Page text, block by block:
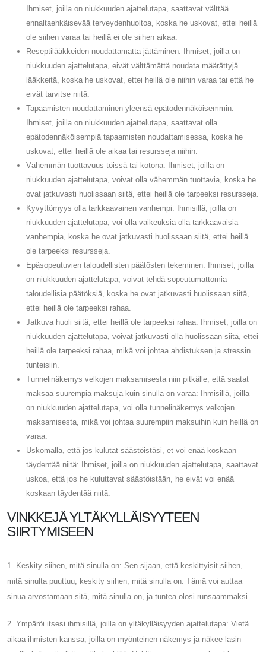
Ihmiset, joilla on niukkuuden ajattelutapa, saattavat välttää
ennaltaehkäisevää terveydenhuoltoa, koska he uskovat, ettei heillä
ole siihen varaa tai heillä ei ole siihen aikaa.
Reseptilääkkeiden noudattamatta jättäminen: Ihmiset, joilla on
niukkuuden ajattelutapa, eivät välttämättä noudata määrättyjä
lääkkeitä, koska he uskovat, ettei heillä ole niihin varaa tai että he
eivät tarvitse niitä.
Tapaamisten noudattaminen yleensä epätodennäköisemmin:
Ihmiset, joilla on niukkuuden ajattelutapa, saattavat olla
epätodennäköisempiä tapaamisten noudattamisessa, koska he
uskovat, ettei heillä ole aikaa tai resursseja niihin.
Vähemmän tuottavuus töissä tai kotona: Ihmiset, joilla on
niukkuuden ajattelutapa, voivat olla vähemmän tuottavia, koska he
ovat jatkuvasti huolissaan siitä, ettei heillä ole tarpeeksi resursseja.
Kyvyttömyys olla tarkkaavainen vanhempi: Ihmisillä, joilla on
niukkuuden ajattelutapa, voi olla vaikeuksia olla tarkkaavaisia ​​
vanhempia, koska he ovat jatkuvasti huolissaan siitä, ettei heillä
ole tarpeeksi resursseja.
Epäsopeutuvien taloudellisten päätösten tekeminen: Ihmiset, joilla
on niukkuuden ajattelutapa, voivat tehdä sopeutumattomia
taloudellisia päätöksiä, koska he ovat jatkuvasti huolissaan siitä,
ettei heillä ole tarpeeksi rahaa.
Jatkuva huoli siitä, ettei heillä ole tarpeeksi rahaa: Ihmiset, joilla on
niukkuuden ajattelutapa, voivat jatkuvasti olla huolissaan siitä, ettei
heillä ole tarpeeksi rahaa, mikä voi johtaa ahdistuksen ja stressin
tunteisiin.
Tunnelinäkemys velkojen maksamisesta niin pitkälle, että saatat
maksaa suurempia maksuja kuin sinulla on varaa: Ihmisillä, joilla
on niukkuuden ajattelutapa, voi olla tunnelinäkemys velkojen
maksamisesta, mikä voi johtaa suurempiin maksuihin kuin heillä on
varaa.
Uskomalla, että jos kulutat säästöistäsi, et voi enää koskaan
täydentää niitä: Ihmiset, joilla on niukkuuden ajattelutapa, saattavat
uskoa, että jos he kuluttavat säästöistään, he eivät voi enää
koskaan täydentää niitä.
VINKKEJÄ YLTÄKYLLÄISYYTEEN
SIIRTYMISEEN
1. Keskity siihen, mitä sinulla on: Sen sijaan, että keskittyisit siihen,
mitä sinulta puuttuu, keskity siihen, mitä sinulla on. Tämä voi auttaa
sinua arvostamaan sitä, mitä sinulla on, ja tuntea olosi runsaammaksi.
2. Ympäröi itsesi ihmisillä, joilla on yltäkylläisyyden ajattelutapa: Vietä
aikaa ihmisten kanssa, joilla on myönteinen näkemys ja näkee lasin